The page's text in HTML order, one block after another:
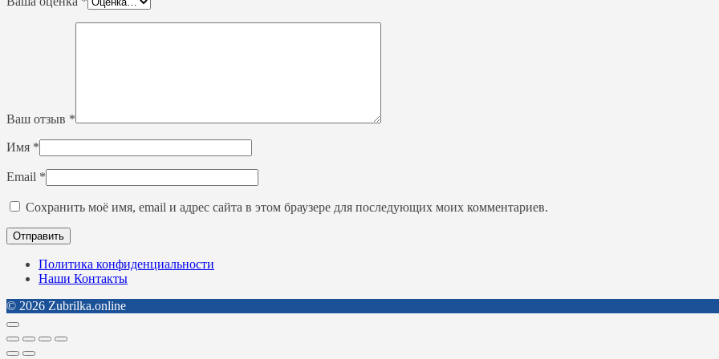
Ваш отзыв *
Имя *
Email *
Сохранить моё имя, email и адрес сайта в этом браузере для последующих моих комментариев.
Политика конфиденциальности
Наши Контакты
© 2026 Zubrilka.online